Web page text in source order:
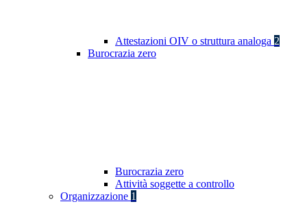
Attestazioni OIV o struttura analoga 2
Burocrazia zero
Burocrazia zero
Attività soggette a controllo
Organizzazione 1